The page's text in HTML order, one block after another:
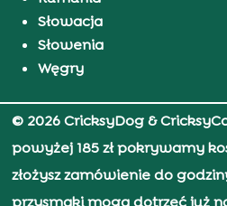
Słowacja
Słowenia
Węgry
© 2026 CricksyDog &
powyżej 185 zł pokrywamy
złożysz zamówienie do
przysmaki mogą dotrzeć już